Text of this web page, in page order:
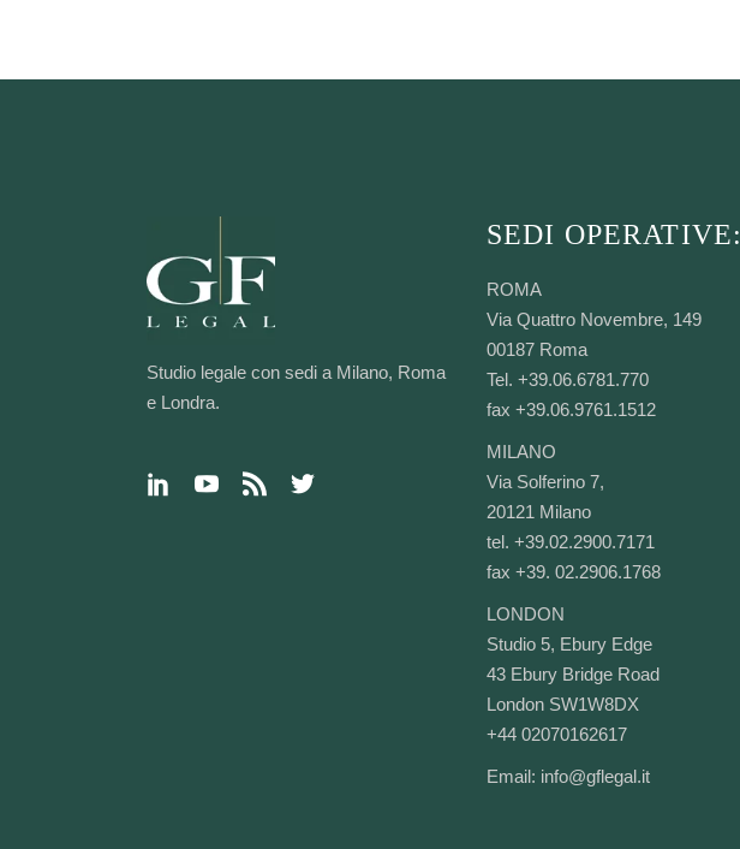
Studio legale con sedi a Milano, Roma
e Londra.
SEDI OPERATIVE:
ROMA
Via Quattro Novembre, 149
00187 Roma
Tel. +39.06.6781.770
fax +39.06.9761.1512
MILANO
Via Solferino 7,
20121 Milano
tel. +39.02.2900.7171
fax +39. 02.2906.1768
LONDON
Studio 5, Ebury Edge
43 Ebury Bridge Road
London SW1W8DX
+44 02070162617
Email: info@gflegal.it